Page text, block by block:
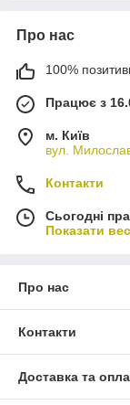
Про нас
100%
Працює з
м. Київ
вул.
Контакти
Сьогодні
Показати
Про нас
Контакти
Доставка та